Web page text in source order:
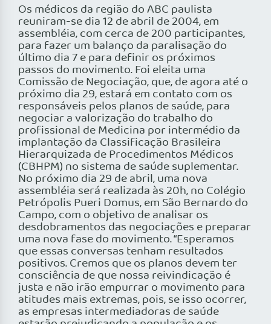
Os médicos da região do ABC paulista
reuniram-se dia 12 de abril de 2004, em
assembléia, com cerca de 200 participantes,
para fazer um balanço da paralisação do
último dia 7 e para definir os próximos
passos do movimento. Foi eleita uma
Comissão de Negociação, que, de agora até o
próximo dia 29, estará em contato com os
responsáveis pelos planos de saúde, para
negociar a valorização do trabalho do
profissional de Medicina por intermédio da
implantação da Classificação Brasileira
Hierarquizada de Procedimentos Médicos
(CBHPM) no sistema de saúde suplementar.
No próximo dia 29 de abril, uma nova
assembléia será realizada às 20h, no Colégio
Petrópolis Pueri Domus, em São Bernardo do
Campo, com o objetivo de analisar os
desdobramentos das negociações e preparar
uma nova fase do movimento. “Esperamos
que essas conversas tenham resultados
positivos. Cremos que os planos devem ter
consciência de que nossa reivindicação é
justa e não irão empurrar o movimento para
atitudes mais extremas, pois, se isso ocorrer,
as empresas intermediadoras de saúde